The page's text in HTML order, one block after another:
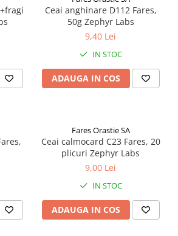
Ceai anghinare D112 Fares,
50g Zephyr Labs
9,40 Lei
IN STOC
ADAUGA IN COS
Fares Orastie SA
Ceai calmocard C23 Fares, 20
plicuri Zephyr Labs
9,00 Lei
IN STOC
ADAUGA IN COS